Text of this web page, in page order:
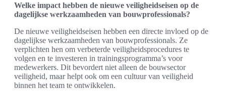
Welke impact hebben de nieuwe veiligheidseisen op de
dagelijkse werkzaamheden van bouwprofessionals?
De nieuwe veiligheidseisen hebben een directe invloed op de
dagelijkse werkzaamheden van bouwprofessionals. Ze
verplichten hen om verbeterde veiligheidsprocedures te
volgen en te investeren in trainingsprogramma’s voor
medewerkers. Dit bevordert niet alleen de bouwsector
veiligheid, maar helpt ook om een cultuur van veiligheid
binnen het team te ontwikkelen.